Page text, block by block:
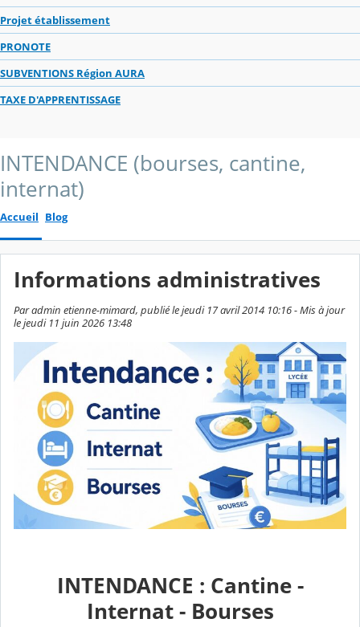
Projet établissement
PRONOTE
SUBVENTIONS Région AURA
TAXE D'APPRENTISSAGE
INTENDANCE (bourses, cantine,
internat)
Accueil Blog
Informations administratives
Par admin etienne-mimard, publié le jeudi 17 avril 2014 10:16 - Mis à jour
le jeudi 11 juin 2026 13:48
INTENDANCE : Cantine -
Internat - Bourses